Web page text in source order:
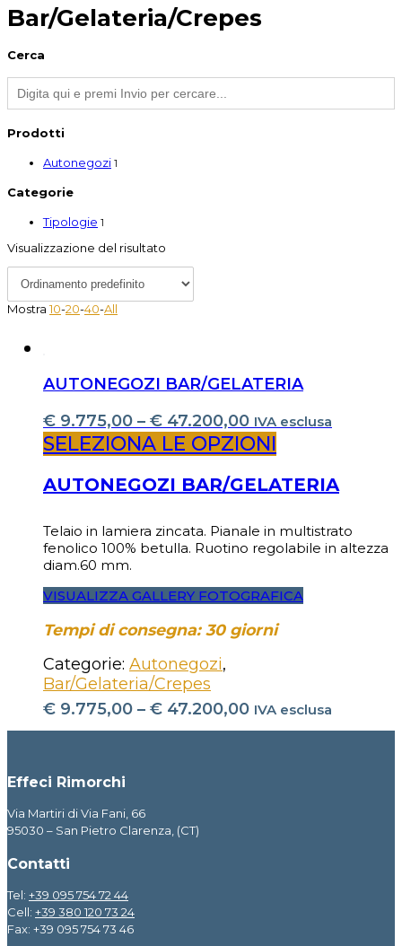
Bar/Gelateria/Crepes
Cerca
Prodotti
Autonegozi 1
Categorie
Tipologie 1
Visualizzazione del risultato
Mostra10-20-40-All
AUTONEGOZI BAR/GELATERIA
€ 9.775,00 – € 47.200,00 IVA esclusa
SELEZIONA LE OPZIONI
AUTONEGOZI BAR/GELATERIA
Telaio in lamiera zincata. Pianale in multistrato
fenolico 100% betulla. Ruotino regolabile in altezza
diam.60 mm.
VISUALIZZA GALLERY FOTOGRAFICA
Tempi di consegna: 30 giorni
Categorie: Autonegozi,
Bar/Gelateria/Crepes
€ 9.775,00 – € 47.200,00 IVA esclusa
Effeci Rimorchi
Via Martiri di Via Fani, 66
95030 – San Pietro Clarenza, (CT)
Contatti
Tel: +39 095 754 72 44
Cell: +39 380 120 73 24
Fax: +39 095 754 73 46